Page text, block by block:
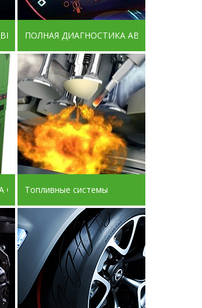
ПОЛНАЯ ДИАГНОСТИКА АВТО
ДИЗЕЛЬ ЛЭНД 2021 ГОДА
Топливные системы